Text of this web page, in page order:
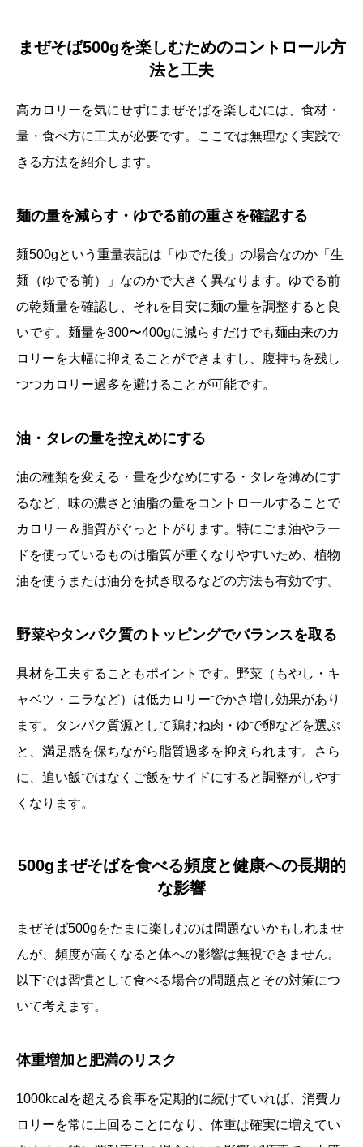
まぜそば500gを楽しむためのコントロール方
法と工夫
高カロリーを気にせずにまぜそばを楽しむには、食材・
量・食べ方に工夫が必要です。ここでは無理なく実践で
きる方法を紹介します。
麺の量を減らす・ゆでる前の重さを確認する
麺500gという重量表記は「ゆでた後」の場合なのか「生
麺（ゆでる前）」なのかで大きく異なります。ゆでる前
の乾麺量を確認し、それを目安に麺の量を調整すると良
いです。麺量を300〜400gに減らすだけでも麺由来のカ
ロリーを大幅に抑えることができますし、腹持ちを残し
つつカロリー過多を避けることが可能です。
油・タレの量を控えめにする
油の種類を変える・量を少なめにする・タレを薄めにす
るなど、味の濃さと油脂の量をコントロールすることで
カロリー＆脂質がぐっと下がります。特にごま油やラー
ドを使っているものは脂質が重くなりやすいため、植物
油を使うまたは油分を拭き取るなどの方法も有効です。
野菜やタンパク質のトッピングでバランスを取る
具材を工夫することもポイントです。野菜（もやし・キ
ャベツ・ニラなど）は低カロリーでかさ増し効果があり
ます。タンパク質源として鶏むね肉・ゆで卵などを選ぶ
と、満足感を保ちながら脂質過多を抑えられます。さら
に、追い飯ではなくご飯をサイドにすると調整がしやす
くなります。
500gまぜそばを食べる頻度と健康への長期的
な影響
まぜそば500gをたまに楽しむのは問題ないかもしれませ
んが、頻度が高くなると体への影響は無視できません。
以下では習慣として食べる場合の問題点とその対策につ
いて考えます。
体重増加と肥満のリスク
1000kcalを超える食事を定期的に続けていれば、消費カ
ロリーを常に上回ることになり、体重は確実に増えてい